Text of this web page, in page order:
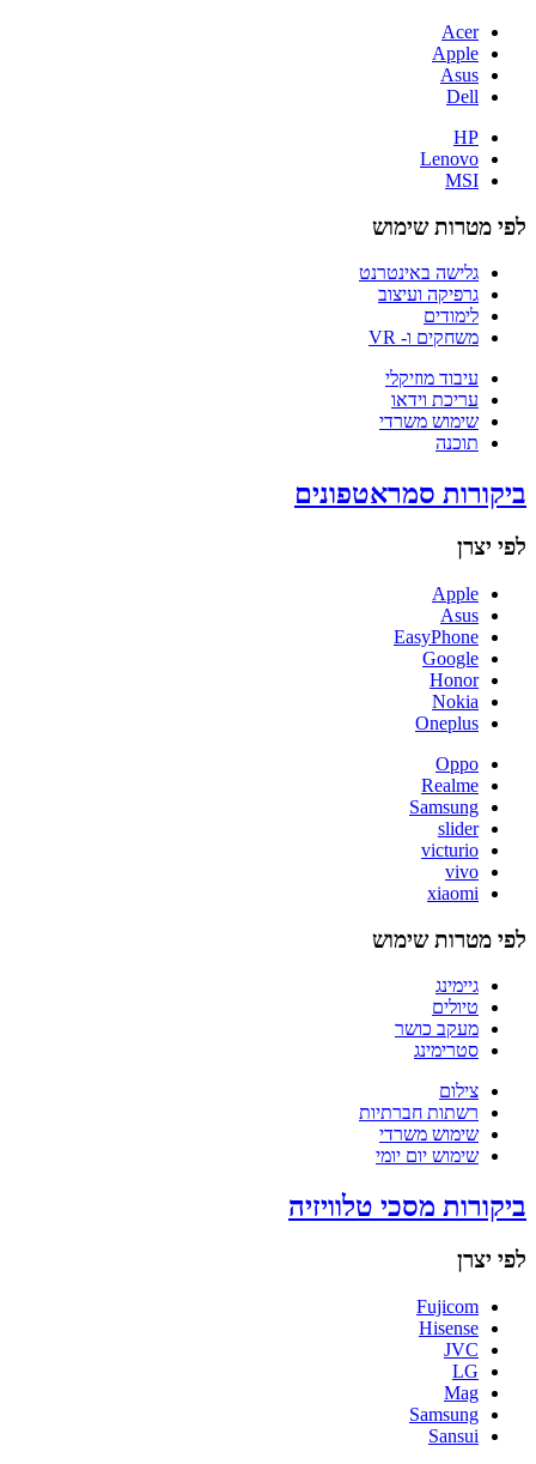
Acer
Apple
Asus
Dell
HP
Lenovo
MSI
לפי מטרות שימוש
גלישה באינטרנט
גרפיקה ועיצוב
לימודים
משחקים ו- VR
עיבוד מוזיקלי
עריכת וידאו
שימוש משרדי
תוכנה
ביקורות סמראטפונים
לפי יצרן
Apple
Asus
EasyPhone
Google
Honor
Nokia
Oneplus
Oppo
Realme
Samsung
slider
victurio
vivo
xiaomi
לפי מטרות שימוש
גיימינג
טיולים
מעקב כושר
סטרימינג
צילום
רשתות חברתיות
שימוש משרדי
שימוש יום יומי
ביקורות מסכי טלוויזיה
לפי יצרן
Fujicom
Hisense
JVC
LG
Mag
Samsung
Sansui